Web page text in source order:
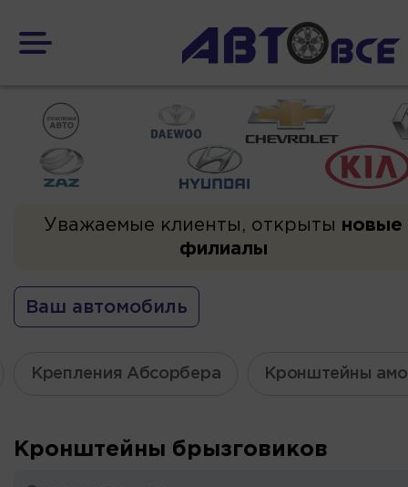
Уважаемые клиенты, открыты новые
филиалы
Ваш автомобиль
Крепления Абсорбера Кронштейны
Кронштейны брызговиков